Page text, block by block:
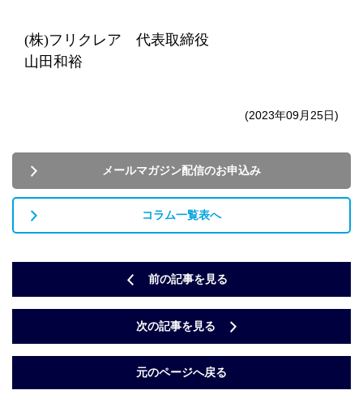
(株)フリクレア 代表取締役
山田和裕
(2023年09月25日)
メールマガジン配信のお申込み
コラム一覧表へ
前の記事を見る
次の記事を見る
元のページへ戻る